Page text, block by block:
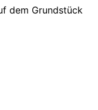
dem Grundstück